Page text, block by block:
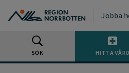
Jobba
SÖK HITTA VÅRD